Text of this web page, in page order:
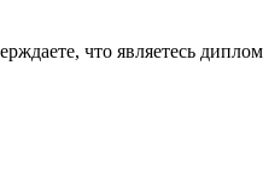
что являетесь